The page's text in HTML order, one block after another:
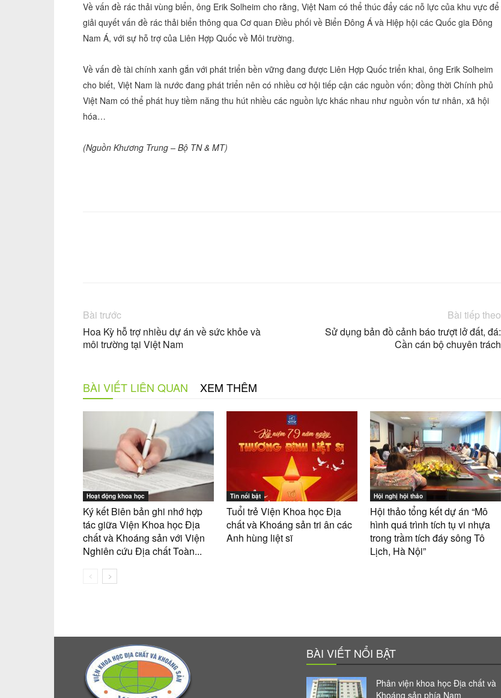
Về vấn đề rác thải vùng biển, ông Erik Solheim cho rằng, Việt Nam có thể thúc đẩy các nỗ lực của khu vực để
giải quyết vấn đề rác thải biển thông qua Cơ quan Điều phối về Biển Đông Á và Hiệp hội các Quốc gia Đông
Nam Á, với sự hỗ trợ của Liên Hợp Quốc về Môi trường.
Về vấn đề tài chính xanh gắn với phát triển bền vững đang được Liên Hợp Quốc triển khai, ông Erik Solheim
cho biết, Việt Nam là nước đang phát triển nên có nhiều cơ hội tiếp cận các nguồn vốn; đồng thời Chính phủ
Việt Nam có thể phát huy tiềm năng thu hút nhiều các nguồn lực khác nhau như nguồn vốn tư nhân, xã hội
hóa…
(Nguồn Khương Trung – Bộ TN & MT)
Bài trước
Hoa Kỳ hỗ trợ nhiều dự án về sức khỏe và
môi trường tại Việt Nam
Bài tiếp theo
Sử dụng bản đồ cảnh báo trượt lở đất, đá:
Cần cán bộ chuyên trách
BÀI VIẾT LIÊN QUAN XEM THÊM
Hoạt động khoa học
Ký kết Biên bản ghi nhớ hợp
tác giữa Viện Khoa học Địa
chất và Khoáng sản với Viện
Nghiên cứu Địa chất Toàn...
Tin nổi bật
Tuổi trẻ Viện Khoa học Địa
chất và Khoáng sản tri ân các
Anh hùng liệt sĩ
Hội nghị hội thảo
Hội thảo tổng kết dự án “Mô
hình quá trình tích tụ vi nhựa
trong trầm tích đáy sông Tô
Lịch, Hà Nội”
BÀI VIẾT NỔI BẬT
Phân viện khoa học Địa chất và
Khoáng sản phía Nam